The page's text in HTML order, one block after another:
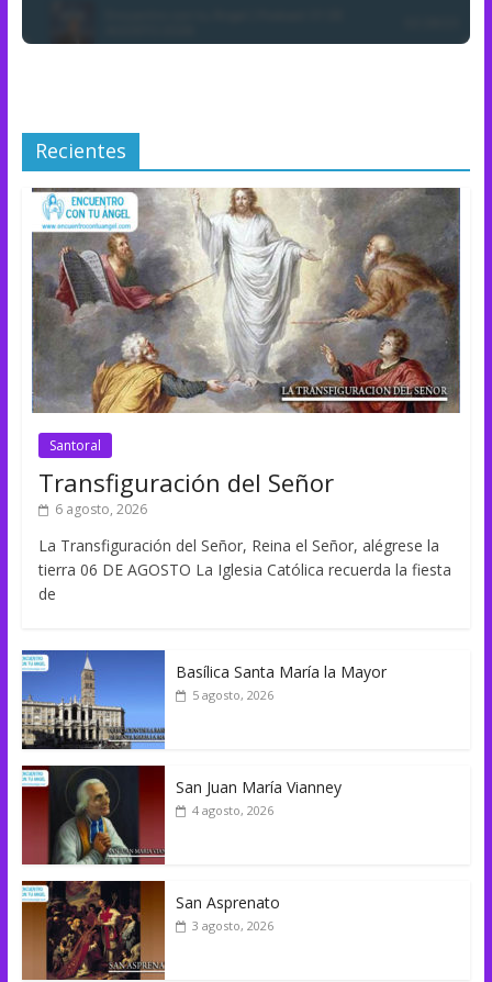
Recientes
Santoral
Transfiguración del Señor
6 agosto, 2026
La Transfiguración del Señor, Reina el Señor, alégrese la
tierra 06 DE AGOSTO La Iglesia Católica recuerda la fiesta
de
Basílica Santa María la Mayor
5 agosto, 2026
San Juan María Vianney
4 agosto, 2026
San Asprenato
3 agosto, 2026